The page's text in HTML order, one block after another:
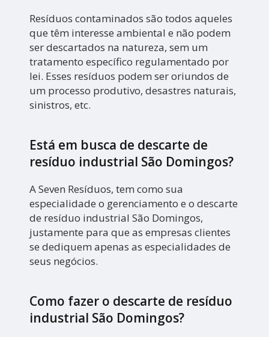
Resíduos contaminados são todos aqueles
que têm interesse ambiental e não podem
ser descartados na natureza, sem um
tratamento específico regulamentado por
lei. Esses resíduos podem ser oriundos de
um processo produtivo, desastres naturais,
sinistros, etc.
Está em busca de descarte de
resíduo industrial São Domingos?
A Seven Resíduos, tem como sua
especialidade o gerenciamento e o descarte
de resíduo industrial São Domingos,
justamente para que as empresas clientes
se dediquem apenas as especialidades de
seus negócios.
Como fazer o descarte de resíduo
industrial São Domingos?